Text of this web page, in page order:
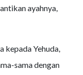
ayahnya,
kepada Yehuda,
sama dengan